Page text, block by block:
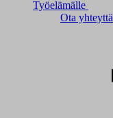
Työelämälle
Ota yhteyttä